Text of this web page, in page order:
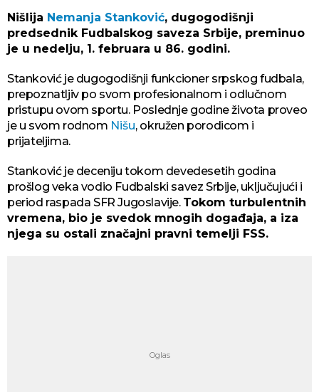
Nišlija Nemanja Stanković, dugogodišnji
predsednik Fudbalskog saveza Srbije, preminuo
je u nedelju, 1. februara u 86. godini.
Stanković je dugogodišnji funkcioner srpskog fudbala,
prepoznatljiv po svom profesionalnom i odlučnom
pristupu ovom sportu. Poslednje godine života proveo
je u svom rodnom Nišu, okružen porodicom i
prijateljima.
Stanković je deceniju tokom devedesetih godina
prošlog veka vodio Fudbalski savez Srbije, uključujući i
period raspada SFR Jugoslavije. Tokom turbulentnih
vremena, bio je svedok mnogih događaja, a iza
njega su ostali značajni pravni temelji FSS.